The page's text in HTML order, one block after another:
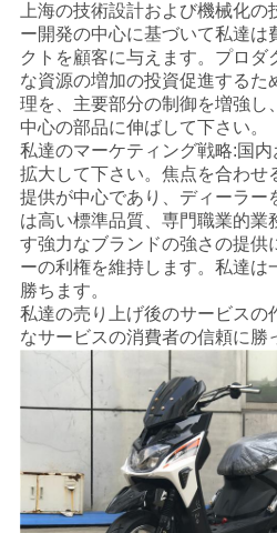
上海の技術設計および機械化の
ー開発の中心に基づいて私達は
クトを顧客に与えます。プロダ
な資源の増加の投資促進するた
理を、主要部分の制御を増強し
中心の部品に伸ばして下さい。
私達のマーケティング戦略:国
拡大して下さい。焦点を合わせ
提供が中心であり、ディーラー
は高い標準品質、専門職業的業
す強力なブランドの強さの提供
ーの利権を維持します。私達は
勝ちます。
私達の売り上げ後のサービスの
なサービスの消費者の信頼に勝